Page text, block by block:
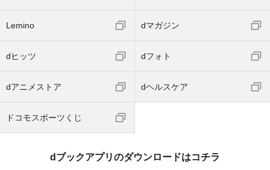
Lemino dマガジン
dヒッツ dフォト
dアニメストア dヘルスケア
ドコモスポーツくじ
dブックアプリのダウンロードはコチラ